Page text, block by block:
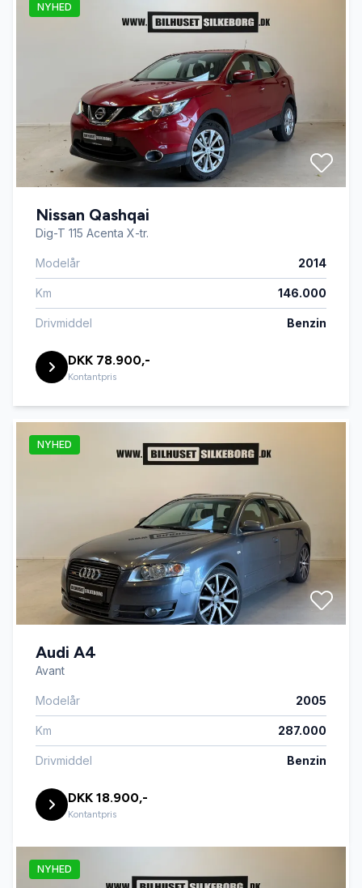
NYHED
Nissan Qashqai
Dig-T 115 Acenta X-tr.
Modelår 2014
Km 146.000
Drivmiddel Benzin
DKK 78.900,-
Kontantpris
NYHED
Audi A4
Avant
Modelår 2005
Km 287.000
Drivmiddel Benzin
DKK 18.900,-
Kontantpris
NYHED